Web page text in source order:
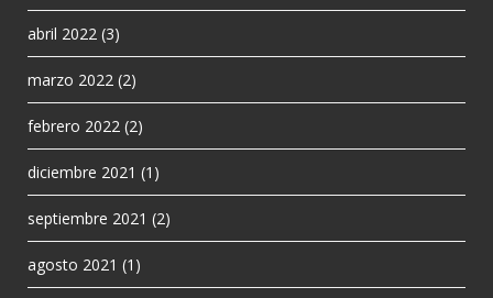
abril 2022 (3)
marzo 2022 (2)
febrero 2022 (2)
diciembre 2021 (1)
septiembre 2021 (2)
agosto 2021 (1)